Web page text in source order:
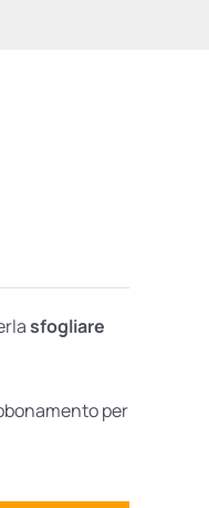
sfogliare
per